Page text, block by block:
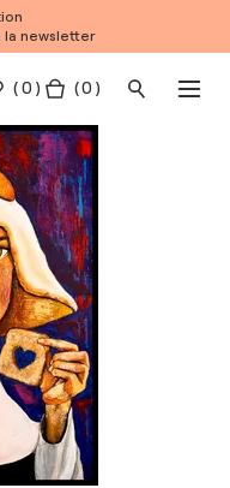
la newsletter
(0 ) ( 0 )